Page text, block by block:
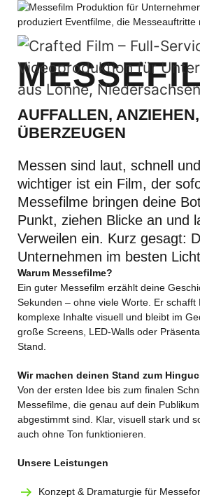
AUFFALLEN, ANZIEHEN,
ÜBERZEUGEN
Messen sind laut, schnell
wichtiger ist ein Film, der
Messefilme bringen deine
Punkt, ziehen Blicke an und
Verweilen ein. Kurz gesagt:
Unternehmen im besten
Warum Messefilme?
Ein guter Messefilm erzählt deine
Sekunden – ohne viele Worte. Er schafft
komplexe Inhalte visuell und bleibt im
große Screens, LED-Walls oder
Stand.
Wir machen deinen Stand zum
Von der ersten Idee bis zum finalen
Messefilme, die genau auf dein
abgestimmt sind. Klar, visuell stark und
auch ohne Ton funktionieren.
Unsere Leistungen
Konzept & Dramaturgie für